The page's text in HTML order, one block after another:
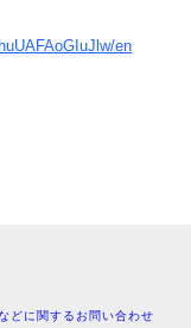
en
どに関するお問い合わせ